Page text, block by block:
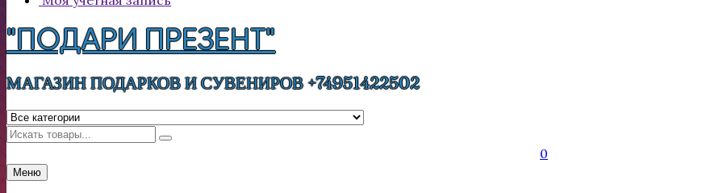
"ПОДАРИ ПРЕЗЕНТ"
МАГАЗИН ПОДАРКОВ И СУВЕНИРОВ +74951422502
Искать
0
Меню